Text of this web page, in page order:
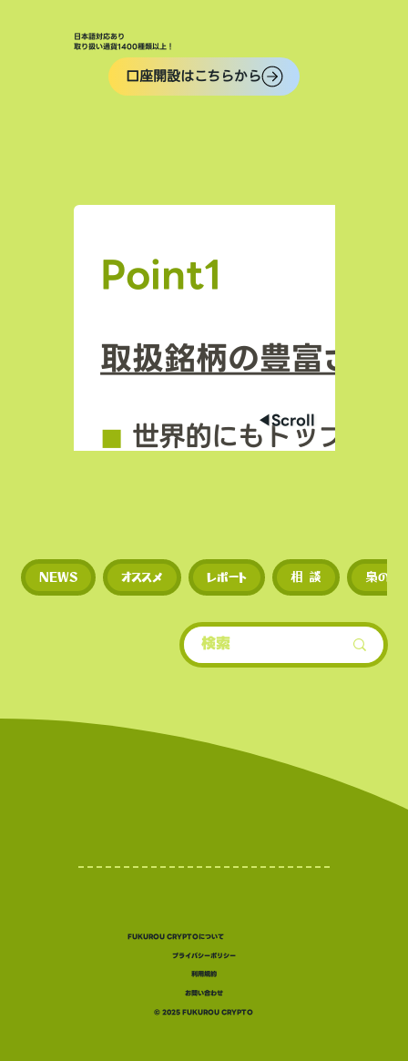
日本語対応あり
取り扱い通貨1400種類以上！
口座開設はこちらから
Point1
取扱銘柄の豊富さ
◼︎ 世界的にもトップクラ
◼︎新規トークンや草コイ
期に上場するため、投資
多い。
​• 世界的にもトップクラ
• 新規トークンや草コイ
期に上場するため、投資
世界的にもトップクラ世
（数千銘柄規模）。スの
を誇る（数千銘柄規模）
◀︎Scroll
NEWS オススメ レポート 相 談 梟のひ
FUKUROU CRYPTOについて
プライバシーポリシー
利用規約
お問い合わせ
©︎ 2025 FUKUROU CRYPTO